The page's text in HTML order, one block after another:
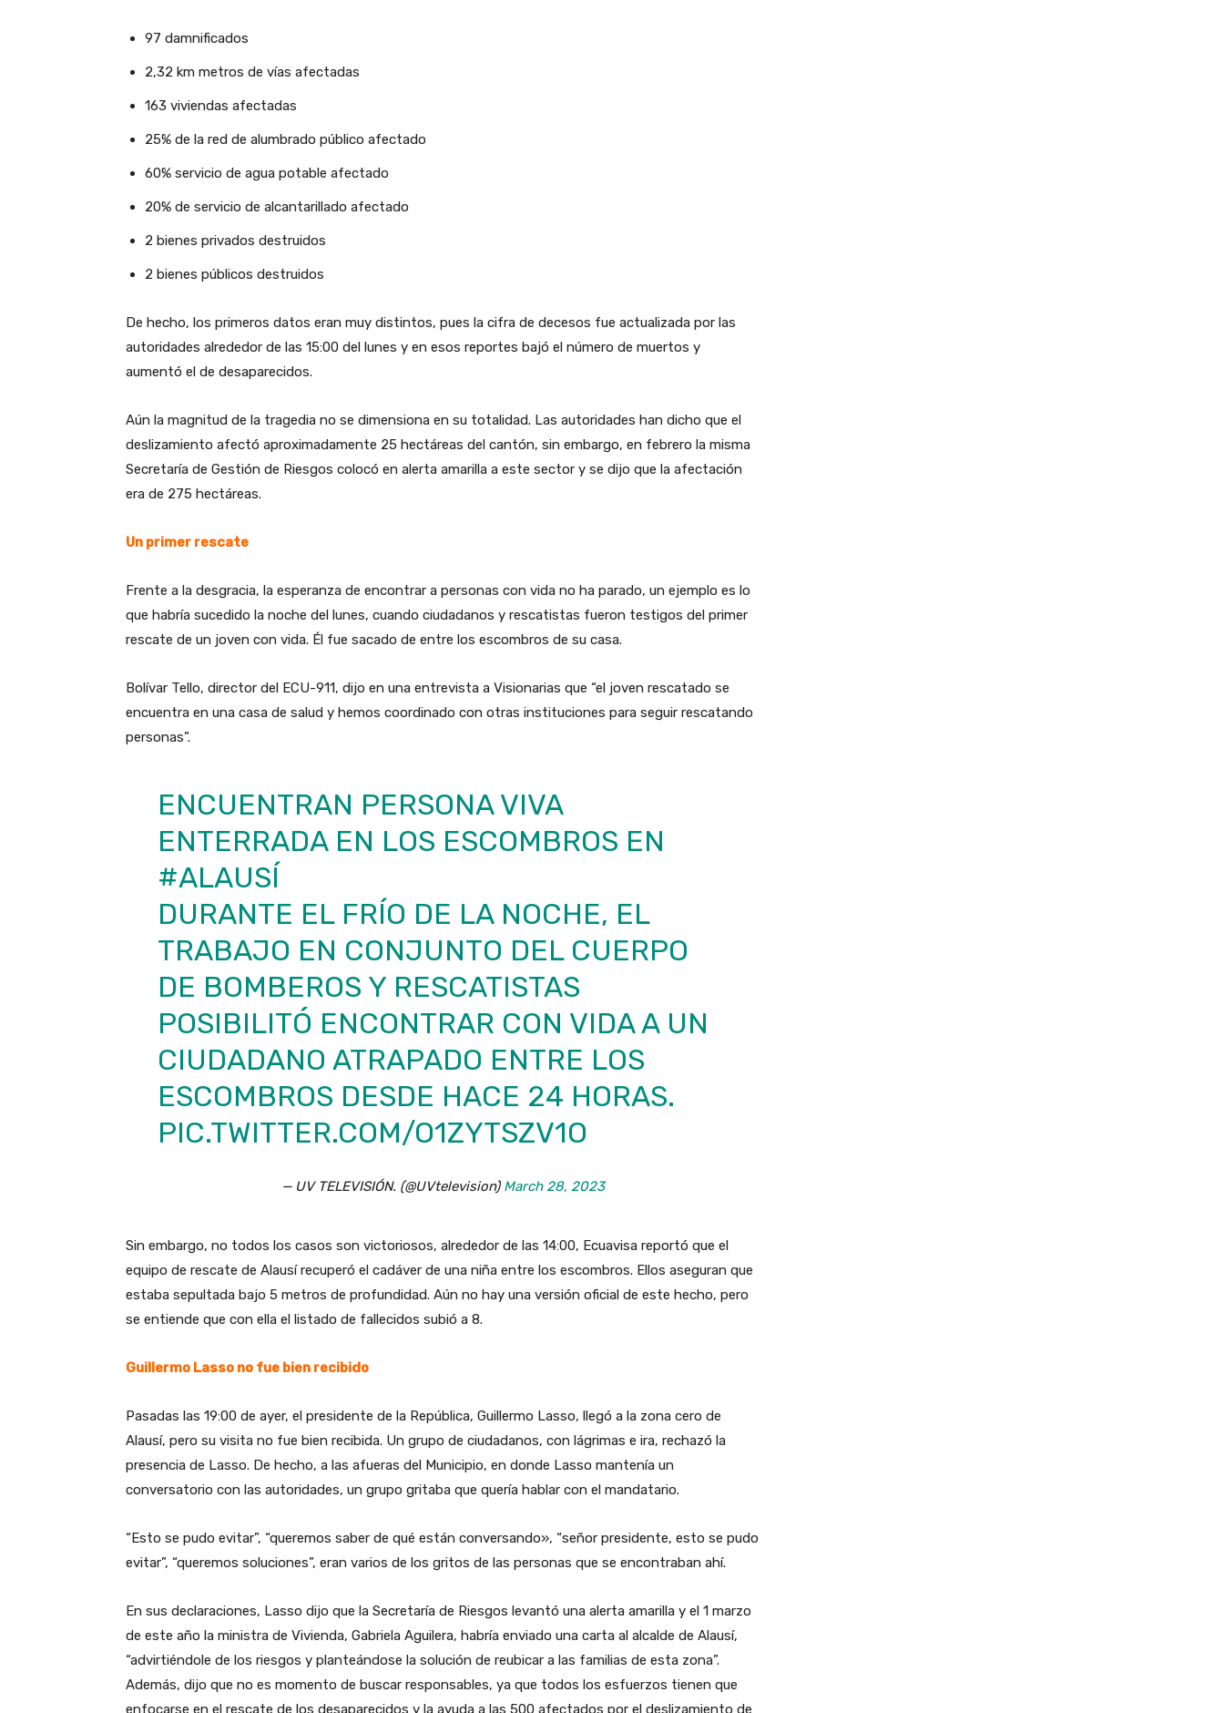
97 damnificados
2,32 km metros de vías afectadas
163 viviendas afectadas
25% de la red de alumbrado público afectado
60% servicio de agua potable afectado
20% de servicio de alcantarillado afectado
2 bienes privados destruidos
2 bienes públicos destruidos
De hecho, los primeros datos eran muy distintos, pues la cifra de decesos fue actualizada por las
autoridades alrededor de las 15:00 del lunes y en esos reportes bajó el número de muertos y
aumentó el de desaparecidos.
Aún la magnitud de la tragedia no se dimensiona en su totalidad. Las autoridades han dicho que el
deslizamiento afectó aproximadamente 25 hectáreas del cantón, sin embargo, en febrero la misma
Secretaría de Gestión de Riesgos colocó en alerta amarilla a este sector y se dijo que la afectación
era de 275 hectáreas.
Un primer rescate
Frente a la desgracia, la esperanza de encontrar a personas con vida no ha parado, un ejemplo es lo
que habría sucedido la noche del lunes, cuando ciudadanos y rescatistas fueron testigos del primer
rescate de un joven con vida. Él fue sacado de entre los escombros de su casa.
Bolívar Tello, director del ECU-911, dijo en una entrevista a Visionarias que “el joven rescatado se
encuentra en una casa de salud y hemos coordinado con otras instituciones para seguir rescatando
personas”.
ENCUENTRAN PERSONA VIVA
ENTERRADA EN LOS ESCOMBROS EN
#ALAUSÍ
DURANTE EL FRÍO DE LA NOCHE, EL
TRABAJO EN CONJUNTO DEL CUERPO
DE BOMBEROS Y RESCATISTAS
POSIBILITÓ ENCONTRAR CON VIDA A UN
CIUDADANO ATRAPADO ENTRE LOS
ESCOMBROS DESDE HACE 24 HORAS.
PIC.TWITTER.COM/O1ZYTSZV1O
— UV TELEVISIÓN. (@UVtelevision) March 28, 2023
Sin embargo, no todos los casos son victoriosos, alrededor de las 14:00, Ecuavisa reportó que el
equipo de rescate de Alausí recuperó el cadáver de una niña entre los escombros. Ellos aseguran que
estaba sepultada bajo 5 metros de profundidad. Aún no hay una versión oficial de este hecho, pero
se entiende que con ella el listado de fallecidos subió a 8.
Guillermo Lasso no fue bien recibido
Pasadas las 19:00 de ayer, el presidente de la República, Guillermo Lasso, llegó a la zona cero de
Alausí, pero su visita no fue bien recibida. Un grupo de ciudadanos, con lágrimas e ira, rechazó la
presencia de Lasso. De hecho, a las afueras del Municipio, en donde Lasso mantenía un
conversatorio con las autoridades, un grupo gritaba que quería hablar con el mandatario.
“Esto se pudo evitar”, “queremos saber de qué están conversando», “señor presidente, esto se pudo
evitar”, “queremos soluciones”, eran varios de los gritos de las personas que se encontraban ahí.
En sus declaraciones, Lasso dijo que la Secretaría de Riesgos levantó una alerta amarilla y el 1 marzo
de este año la ministra de Vivienda, Gabriela Aguilera, habría enviado una carta al alcalde de Alausí,
“advirtiéndole de los riesgos y planteándose la solución de reubicar a las familias de esta zona”.
Además, dijo que no es momento de buscar responsables, ya que todos los esfuerzos tienen que
enfocarse en el rescate de los desaparecidos y la ayuda a las 500 afectados por el deslizamiento de